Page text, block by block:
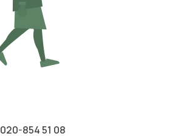
020-854 51 08